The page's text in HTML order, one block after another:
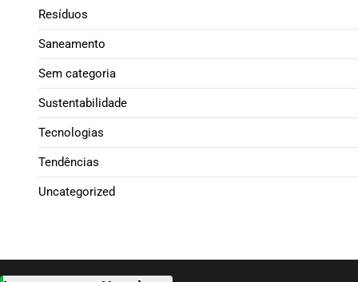
Resíduos
Saneamento
Sem categoria
Sustentabilidade
Tecnologias
Tendências
Uncategorized